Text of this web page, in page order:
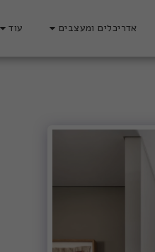
אדריכלים ומעצבים עוד